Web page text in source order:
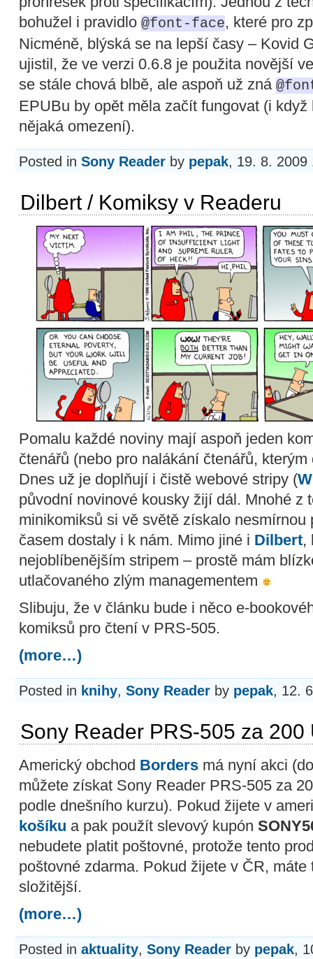
bohužel i pravidlo @font-face, které pro
Nicméně, blýská se na lepší časy – Kovid
ujistil, že ve verzi 0.6.8 je použita novější
se stále chová blbě, ale aspoň už zná
EPUBu by opět měla začít fungovat (i
nějaká omezení).
Posted in Sony Reader by pepak, 19. 8.
Dilbert / Komiksy v Readeru
Pomalu každé noviny mají aspoň jeden
čtenářů (nebo pro nalákání čtenářů,
Dnes už je doplňují i čistě webové stripy (
původní novinové kousky žijí dál. Mnohé z
minikomiksů si vě světě získalo nesmírnou
časem dostaly i k nám. Mimo jiné i Dilbert,
nejoblíbenějším stripem – prostě mám
utlačovaného zlým managementem
Slibuju, že v článku bude i něco e-
komiksů pro čtení v PRS-505.
(more…)
Posted in knihy, Sony Reader by pepak, 12.
Sony Reader PRS-505 za 200
Americký obchod Borders má nyní akci
můžete získat Sony Reader PRS-505 za
podle dnešního kurzu). Pokud žijete v
košíku a pak použít slevový kupón
nebudete platit poštovné, protože tento
poštovné zdarma. Pokud žijete v ČR,
složitější.
(more…)
Posted in aktuality, Sony Reader by pepak,